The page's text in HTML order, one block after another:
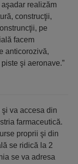
aşadar realizăm
construcţii,
pe
facem
anticorozivă,
şi aeronave.”
va accesa din
farmaceutică.
proprii şi din
se ridică la 2
se va adresa